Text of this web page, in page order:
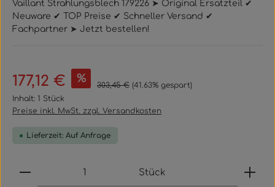
Vaillant Strahlungsblech 179226 ➤ Original Ersatzteil ✔
Neuware ✔ TOP Preise ✔ Schneller Versand ✔
Fachpartner ➤ Jetzt bestellen!
Verkaufspreis:
177,12 € % Regulärer Preis:
303,45 € (41.63% gespart)
Inhalt: 1 Stück
Preise inkl. MwSt. zzgl. Versandkosten
Lieferzeit: Auf Anfrage
Produkt Anzahl: Gib den gewünschten Wert
Stück